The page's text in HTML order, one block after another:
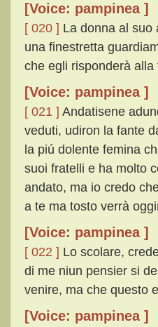
[Voice: pampinea ]
[ 020 ] La donna al suo
una finestretta
che egli risponderà
[Voice: pampinea ]
[ 021 ] Andatisene
veduti, udiron la fante
la piú dolente femina
suoi fratelli e ha molto
andato, ma io credo
a te ma tosto verrà
[Voice: pampinea ]
[ 022 ] Lo scolare,
di me niun pensier si
venire, ma che questo
[Voice: pampinea ]